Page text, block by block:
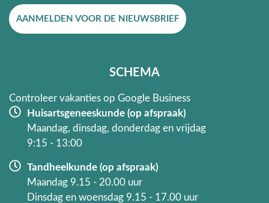
e
b
o
k
f
t
a
g
a
AANMELDEN VOOR DE NIEUWSBRIEF
SCHEMA
Controleer vakanties op Google Business
Huisartsgeneeskunde (op afspraak)
Maandag, dinsdag, donderdag en vrijdag
9:15 - 13:00
Tandheelkunde (op afspraak)
Maandag 9.15 - 20.00 uur
Dinsdag en woensdag 9.15 - 17.00 uur